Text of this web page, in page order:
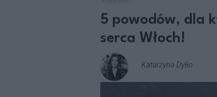
5 powodów, dla
serca Włoch!
Katarzyna Dyłło